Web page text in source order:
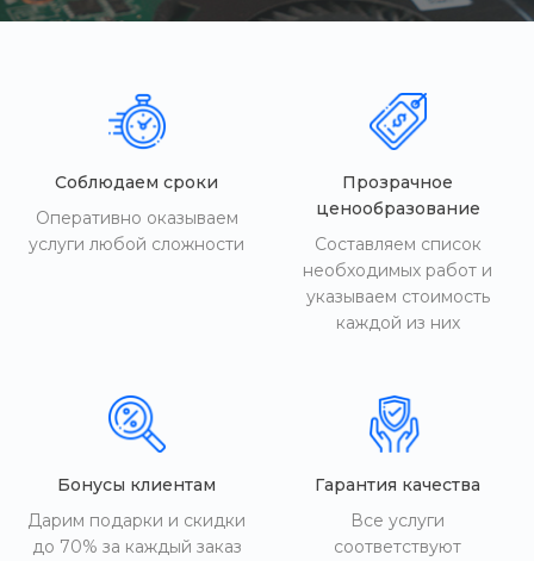
Соблюдаем сроки
Оперативно оказываем
услуги любой сложности
Прозрачное
ценообразование
Составляем список
необходимых работ и
указываем стоимость
каждой из них
Бонусы клиентам
Дарим подарки и скидки
до 70% за каждый заказ
Гарантия качества
Все услуги
соответствуют